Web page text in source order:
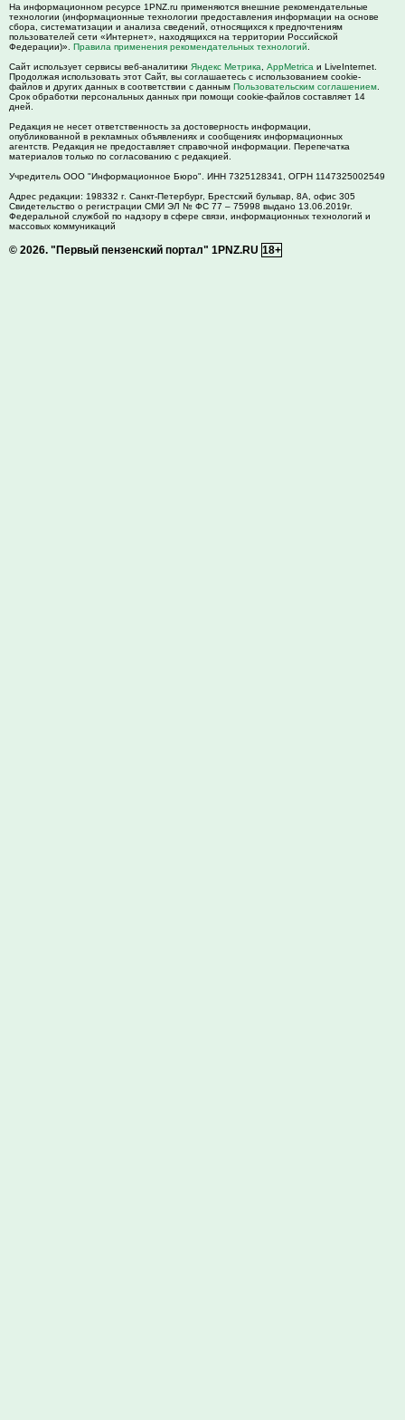
На информационном ресурсе 1PNZ.ru применяются внешние рекомендательные
технологии (информационные технологии предоставления информации на основе
сбора, систематизации и анализа сведений, относящихся к предпочтениям
пользователей сети «Интернет», находящихся на территории Российской
Федерации)». Правила применения рекомендательных технологий
Сайт использует сервисы веб-аналитики Яндекс Метрика AppMetrica и LiveInternet.
Продолжая использовать этот Сайт, вы соглашаетесь с использованием cookie-
файлов и других данных в соответствии с данным Пользовательским соглашением
Срок обработки персональных данных при помощи cookie-файлов составляет 14
дней.
Редакция не несет ответственность за достоверность информации,
опубликованной в рекламных объявлениях и сообщениях информационных
агентств. Редакция не предоставляет справочной информации. Перепечатка
материалов только по согласованию с редакцией.
Учредитель ООО "Информационное Бюро". ИНН 7325128341, ОГРН 1147325002549
Адрес редакции: 198332 г. Санкт-Петербург, Брестский бульвар, 8А, офис 305
Свидетельство о регистрации СМИ ЭЛ № ФС 77 – 75998 выдано 13.06.2019г.
Федеральной службой по надзору в сфере связи, информационных технологий и
массовых коммуникаций
© 2026. "Первый пензенский портал" 1PNZ.RU 18+